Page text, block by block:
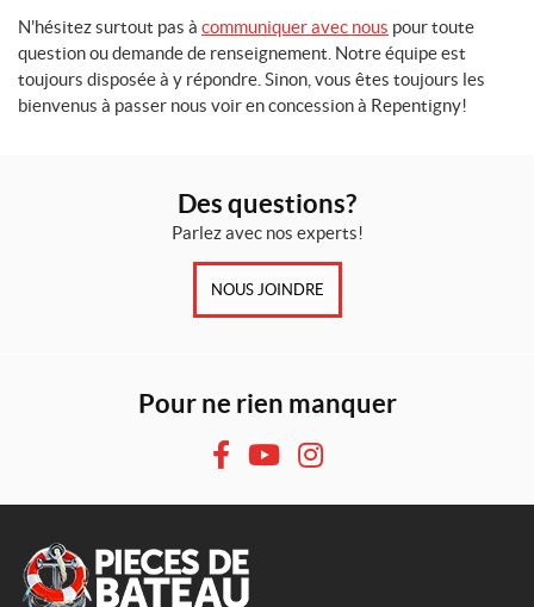
N'hésitez surtout pas à communiquer avec nous pour toute
question ou demande de renseignement. Notre équipe est
toujours disposée à y répondre. Sinon, vous êtes toujours les
bienvenus à passer nous voir en concession à Repentigny!
Des questions?
Parlez avec nos experts!
NOUS JOINDRE
Pour ne rien manquer
F
e
b
Y
T
u
I